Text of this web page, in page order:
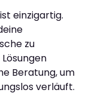
einzigartig.
zu
Beratung, um
verläuft.